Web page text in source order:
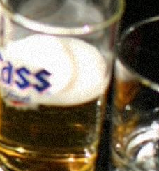
조회수 1,333 회
|
2022.09.07
산이 좋아-옥창열 작사 송택동 작곡
한빈 노래
이금로
조회수 136 회 |
2022.09.07
닻꽃이 된 그대에게-옥창열 작사 송
김한빈 노래